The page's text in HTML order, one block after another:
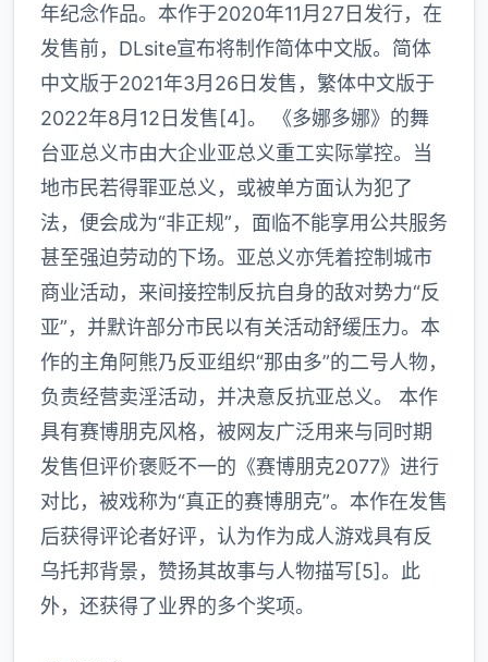
年纪念作品。本作于2020年11月27日发行，在
发售前，DLsite宣布将制作简体中文版。简体
中文版于2021年3月26日发售，繁体中文版于
2022年8月12日发售[4]。 《多娜多娜》的舞
台亚总义市由大企业亚总义重工实际掌控。当
地市民若得罪亚总义，或被单方面认为犯了
法，便会成为“非正规”，面临不能享用公共服务
甚至强迫劳动的下场。亚总义亦凭着控制城市
商业活动，来间接控制反抗自身的敌对势力“反
亚”，并默许部分市民以有关活动舒缓压力。本
作的主角阿熊乃反亚组织“那由多”的二号人物，
负责经营卖淫活动，并决意反抗亚总义。 本作
具有赛博朋克风格，被网友广泛用来与同时期
发售但评价褒贬不一的《赛博朋克2077》进行
对比，被戏称为“真正的赛博朋克”。本作在发售
后获得评论者好评，认为作为成人游戏具有反
乌托邦背景，赞扬其故事与人物描写[5]。此
外，还获得了业界的多个奖项。